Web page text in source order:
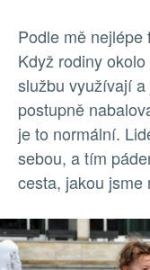
Podle mě
Když rodiny
službu využívají
postupně
je to normální.
sebou, a tím
cesta, jakou jsme